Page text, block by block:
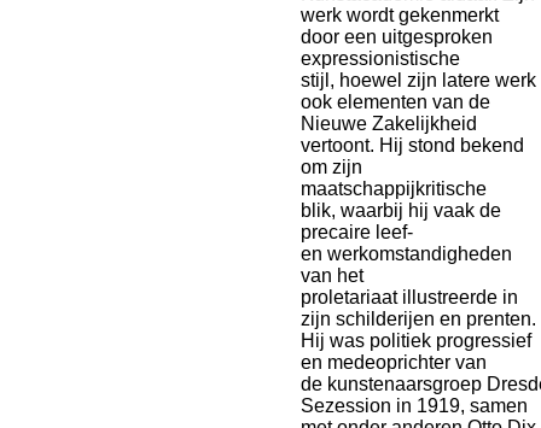
werk wordt gekenmerkt
door een uitgesproken
expressionistische
stijl, hoewel zijn latere werk
ook elementen van de
Nieuwe Zakelijkheid
vertoont. Hij stond bekend
om zijn
maatschappijkritische
blik, waarbij hij vaak de
precaire leef-
en werkomstandigheden
van het
proletariaat illustreerde in
zijn schilderijen en prenten.
Hij was politiek progressief
en medeoprichter van
de kunstenaarsgroep
Sezession in 1919, samen